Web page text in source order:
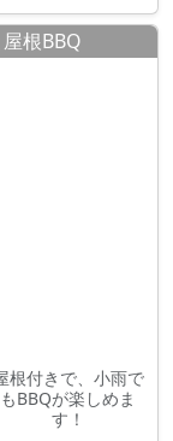
根BBQ
根付きで、小雨で
もBBQが楽しめま
す！